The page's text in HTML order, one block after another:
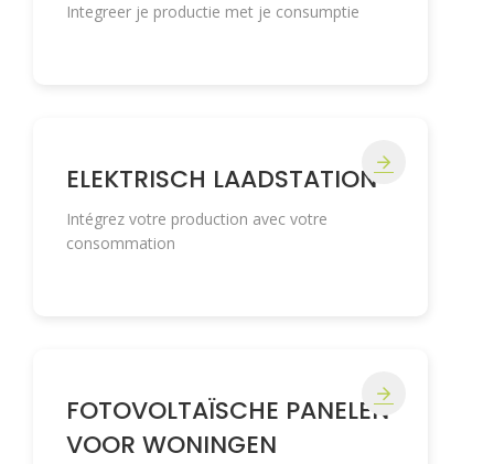
Integreer je productie met je consumptie
ELEKTRISCH LAADSTATION
Intégrez votre production avec votre
consommation
FOTOVOLTAÏSCHE PANELEN
VOOR WONINGEN